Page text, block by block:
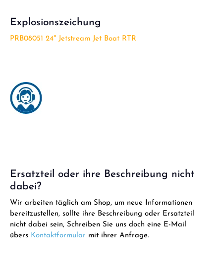
Explosionszeichung
PRB08051 24" Jetstream Jet Boat RTR
Ersatzteil oder ihre Beschreibung nicht
dabei?
Wir arbeiten täglich am Shop, um neue Informationen
bereitzustellen, sollte ihre Beschreibung oder Ersatzteil
nicht dabei sein, Schreiben Sie uns doch eine E-Mail
übers Kontaktformular mit ihrer Anfrage.